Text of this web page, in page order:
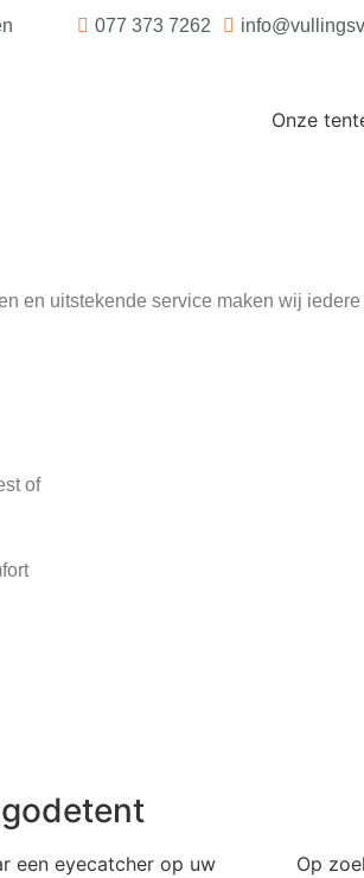
077 373 7262
Onze
en uitstekende service maken wij
of
een eyecatcher op uw
Op